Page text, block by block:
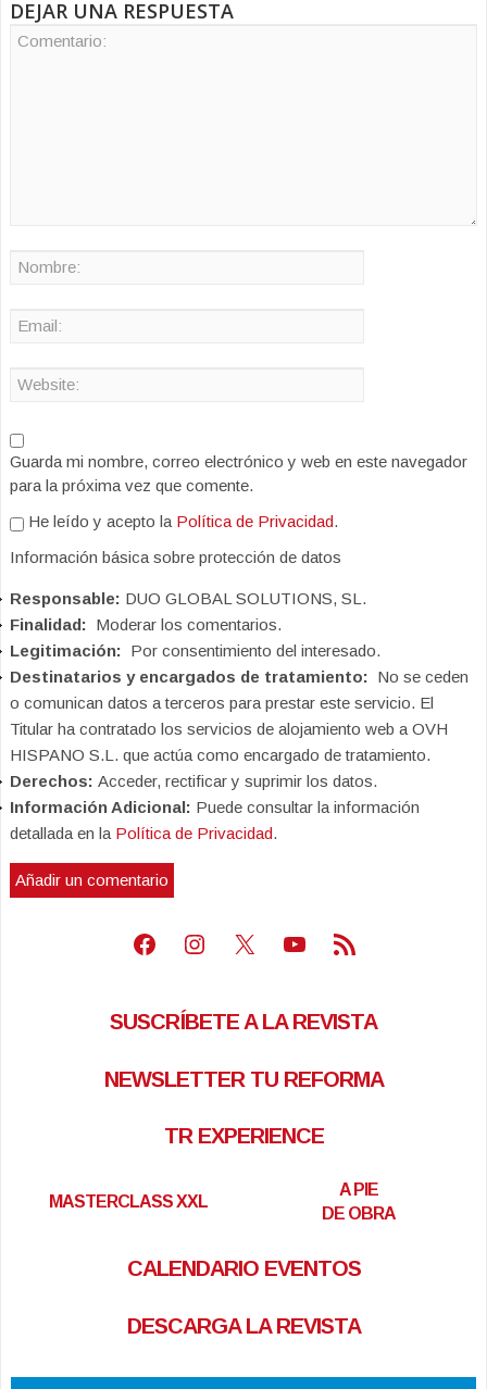
DEJAR UNA RESPUESTA
Guarda mi nombre, correo electrónico y web en este navegador
para la próxima vez que comente.
He leído y acepto la Política de Privacidad.
Información básica sobre protección de datos
Responsable: DUO GLOBAL SOLUTIONS, SL.
Finalidad: Moderar los comentarios.
Legitimación: Por consentimiento del interesado.
Destinatarios y encargados de tratamiento: No se ceden
o comunican datos a terceros para prestar este servicio. El
Titular ha contratado los servicios de alojamiento web a OVH
HISPANO S.L. que actúa como encargado de tratamiento.
Derechos: Acceder, rectificar y suprimir los datos.
Información Adicional: Puede consultar la información
detallada en la Política de Privacidad.
Facebook
Instagram
X Youtube
Feed RSS
SUSCRÍBETE A LA REVISTA
NEWSLETTER TU REFORMA
TR EXPERIENCE
MASTERCLASS XXL
A PIE
DE OBRA
CALENDARIO EVENTOS
DESCARGA LA REVISTA